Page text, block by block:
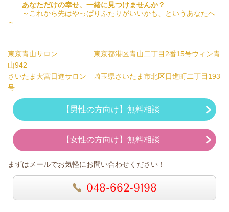
あなただけの幸せ、一緒に見つけませんか？
～これから先はやっぱりふたりがいいかも、というあなたへ
～
東京青山サロン 東京都港区青山二丁目2番15号ウィン青
山942
さいたま大宮日進サロン 埼玉県さいたま市北区日進町二丁目193
号
【男性の方向け】無料相談
【女性の方向け】無料相談
まずはメールでお気軽にお問い合わせください！
048-662-9198